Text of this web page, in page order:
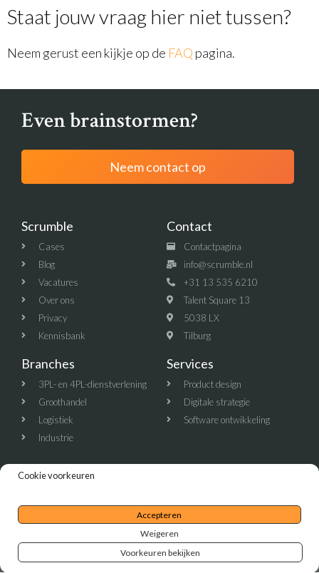
Cookie voorkeuren
Accepteren
Weigeren
Voorkeuren bekijken
Staat jouw vraag hier niet tussen?
Neem gerust een kijkje op de FAQ pagina.
Even brainstormen?
Neem contact op
Scrumble
Cases
Blog
Vacatures
Over ons
Privacy
Kennisbank
Contact
Contactpagina
info@scrumble.nl
+31 13 535 6210
Talent Square 13
5038 LX
Tilburg
Branches
3PL- en 4PL-dienstverlening
Groothandel
Logistiek
Industrie
Services
Product design
Digitale strategie
Software ontwikkeling
Copyright © 2025 Scrumble. All rights reserved.